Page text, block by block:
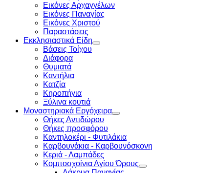
Εικόνες Αρχαγγέλων
Εικόνες Παναγίας
Εικόνες Χριστού
Παραστάσεις
Εκκλησιαστικά Είδη
Βάσεις Τοίχου
Διάφορα
Θυμιατά
Καντήλια
Κατζία
Κηροπήγια
Ξύλινα κουτιά
Μοναστηριακά Εργόχειρα
Θήκες Αντιδώρου
Θήκες προσφόρου
Καντηλοκέρι - Φυτιλάκια
Καρβουνάκια - Καρβουνόσκονη
Κεριά - Λαμπάδες
Κομποσχοίνια Αγίου Όρους